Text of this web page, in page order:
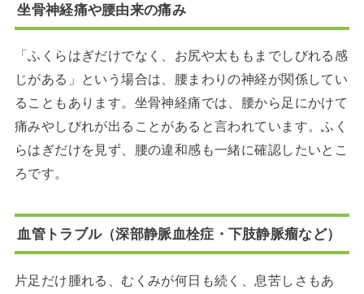
坐骨神経痛や腰由来の痛み
「ふくらはぎだけでなく、お尻や太ももまでしびれる感
じがある」という場合は、腰まわりの神経が関係してい
ることもあります。坐骨神経痛では、腰から足にかけて
痛みやしびれが出ることがあると言われています。ふく
らはぎだけを見ず、腰の違和感も一緒に確認したいとこ
ろです。
血管トラブル（深部静脈血栓症・下肢静脈瘤など）
片足だけ腫れる、むくみが何日も続く、息苦しさもあ